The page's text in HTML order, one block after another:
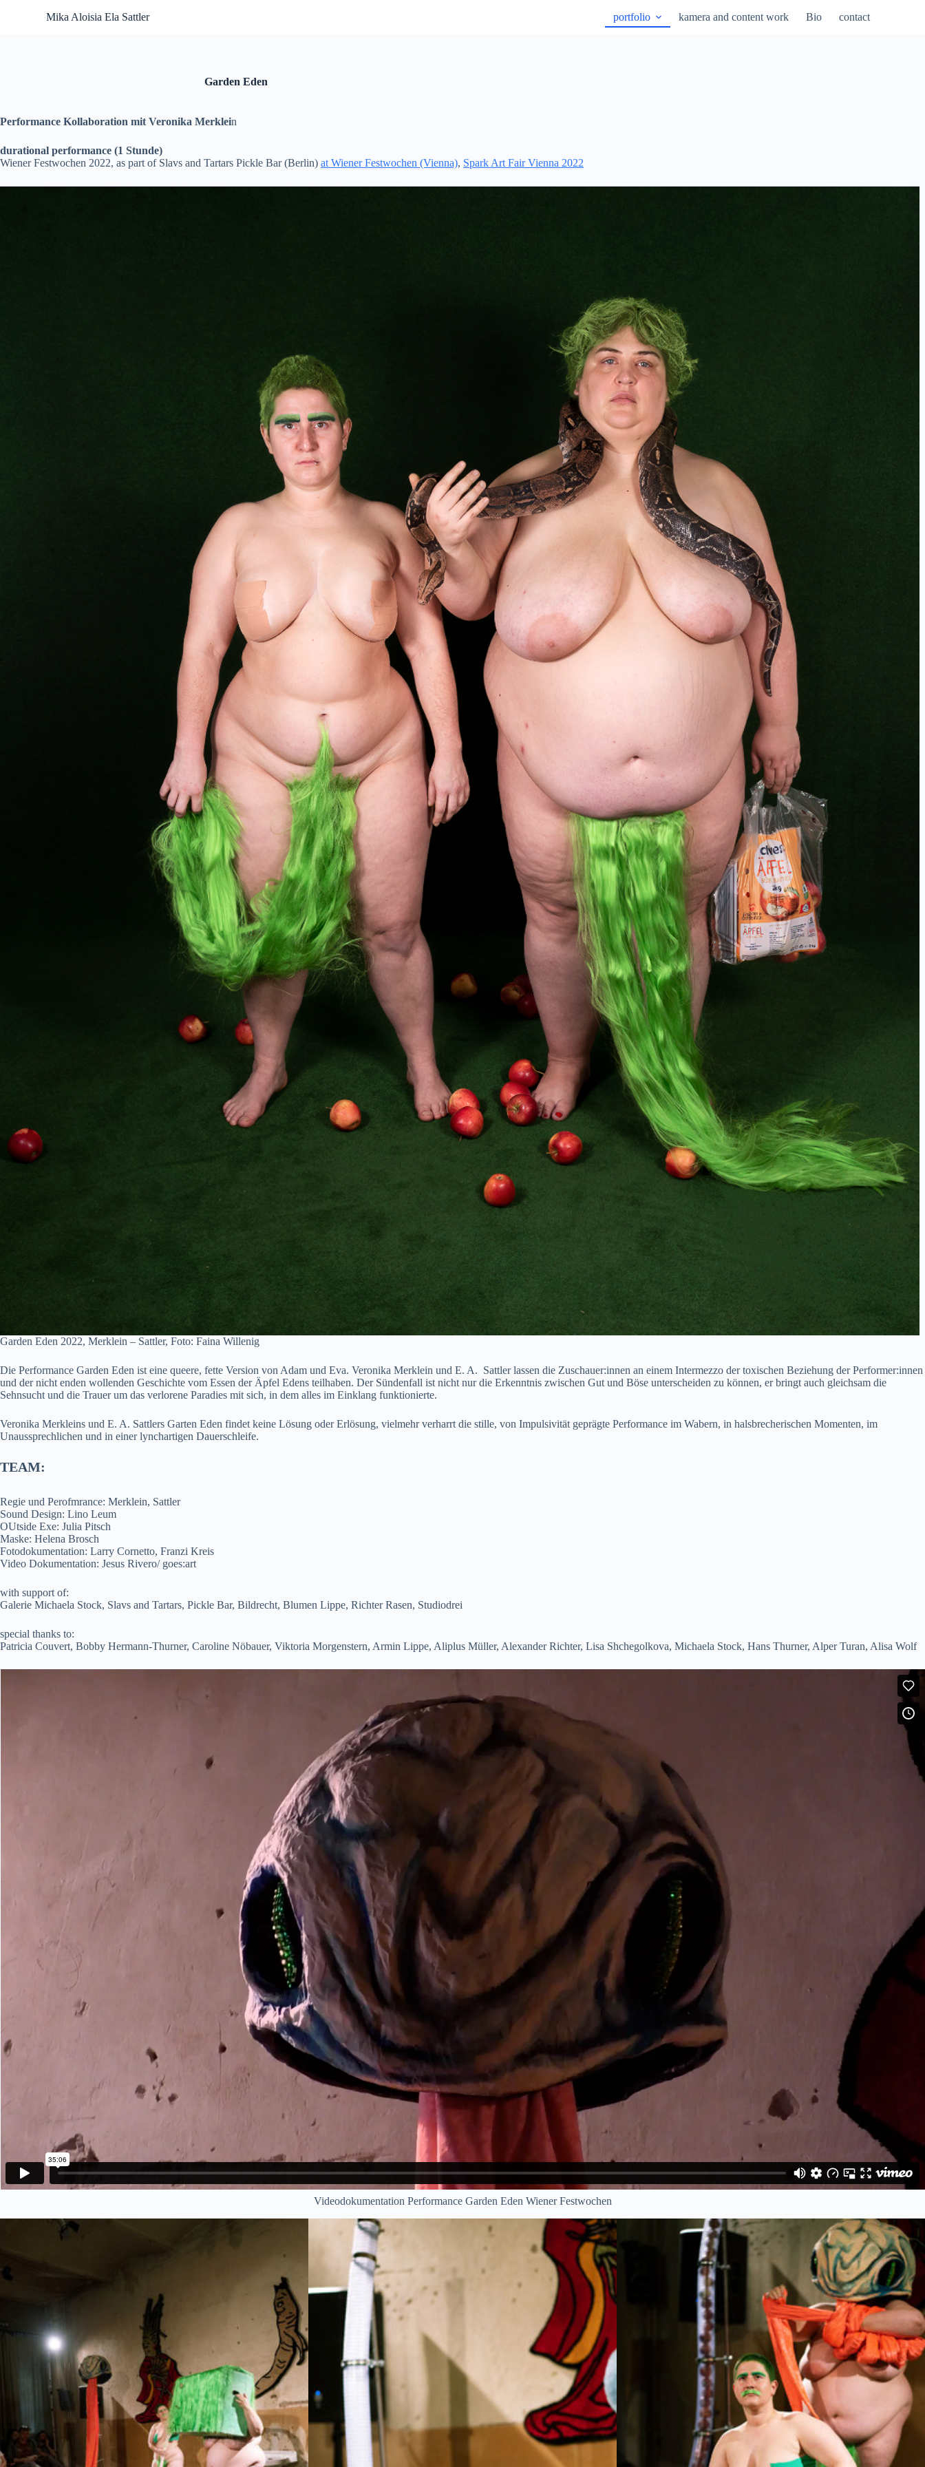
t
n
t
Mika Aloisia Ela Sattler portfolio kamera and content work Bio contact
Garden Eden
Performance Kollaboration mit Veronika Merklein
durational performance (1 Stunde)
Wiener Festwochen 2022, as part of Slavs and Tartars Pickle Bar (Berlin) at Wiener Festwochen (Vienna), Spark Art Fair Vienna 2022
Garden Eden 2022, Merklein – Sattler, Foto: Faina Willenig
Die Performance Garden Eden ist eine queere, fette Version von Adam und Eva. Veronika Merklein und E. A. Sattler lassen die Zuschauer:innen an einem Intermezzo der toxischen Beziehung der Performer:innen
und der nicht enden wollenden Geschichte vom Essen der Äpfel Edens teilhaben. Der Sündenfall ist nicht nur die Erkenntnis zwischen Gut und Böse unterscheiden zu können, er bringt auch gleichsam die
Sehnsucht und die Trauer um das verlorene Paradies mit sich, in dem alles im Einklang funktionierte.
Veronika Merkleins und E. A. Sattlers Garten Eden findet keine Lösung oder Erlösung, vielmehr verharrt die stille, von Impulsivität geprägte Performance im Wabern, in halsbrecherischen Momenten, im
Unaussprechlichen und in einer lynchartigen Dauerschleife.
TEAM:
Regie und Perofmrance: Merklein, Sattler
Sound Design: Lino Leum
OUtside Exe: Julia Pitsch
Maske: Helena Brosch
Fotodokumentation: Larry Cornetto, Franzi Kreis
Video Dokumentation: Jesus Rivero/ goes:art
with support of:
Galerie Michaela Stock, Slavs and Tartars, Pickle Bar, Bildrecht, Blumen Lippe, Richter Rasen, Studiodrei
special thanks to:
Patricia Couvert, Bobby Hermann-Thurner, Caroline Nöbauer, Viktoria Morgenstern, Armin Lippe, Aliplus Müller, Alexander Richter, Lisa Shchegolkova, Michaela Stock, Hans Thurner, Alper Turan, Alisa Wolf
Videodokumentation Performance Garden Eden Wiener Festwochen